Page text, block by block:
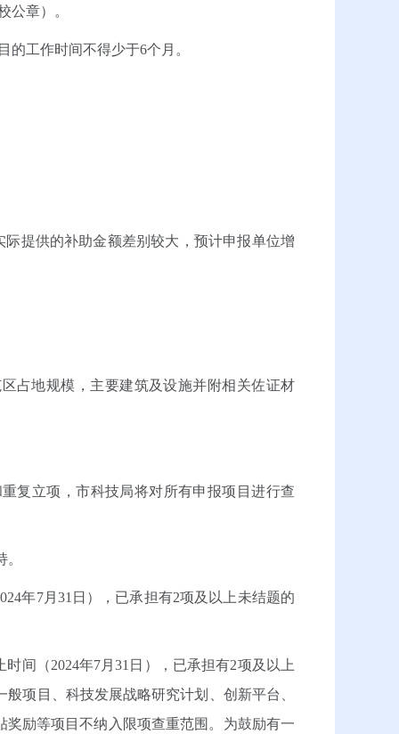
章）。
工作时间不得少于6个月。
提供的补助金额差别较大，预计申报单位增
占地规模，主要建筑及设施并附相关佐证材
复立项，市科技局将对所有申报项目进行查
年7月31日），已承担有2项及以上未结题的
间（2024年7月31日），已承担有2项及以上
项目、科技发展战略研究计划、创新平台、
励等项目不纳入限项查重范围。为鼓励有一